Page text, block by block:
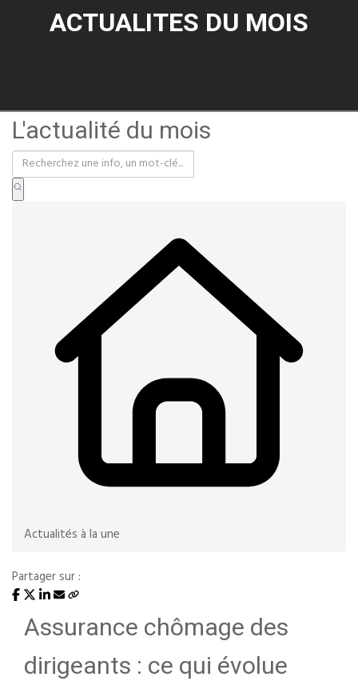
ACTUALITES DU MOIS
L'actualité du mois
Actualités à la une
Partager sur :
Assurance chômage des
dirigeants : ce qui évolue